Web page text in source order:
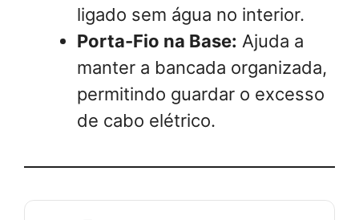
ligado sem água no interior.
Porta-Fio na Base: Ajuda a
manter a bancada organizada,
permitindo guardar o excesso
de cabo elétrico.